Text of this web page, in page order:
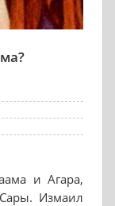
и Агара,
Измаил